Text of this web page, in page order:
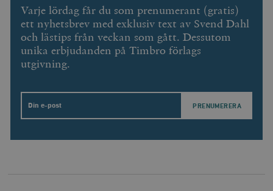
Varje lördag får du som prenumerant (gratis)
ett nyhetsbrev med exklusiv text av Svend Dahl
och lästips från veckan som gått. Dessutom
unika erbjudanden på Timbro förlags
utgivning.
Email